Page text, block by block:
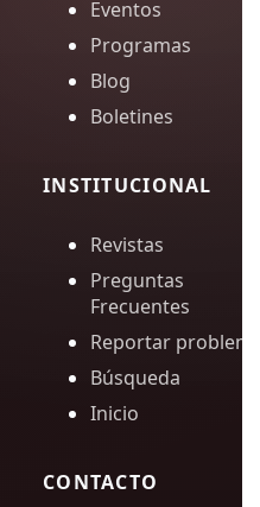
Eventos
Programas
Blog
Boletines
INSTITUCIONAL
Revistas
Preguntas
Frecuentes
Reportar problema
Búsqueda
Inicio
CONTACTO